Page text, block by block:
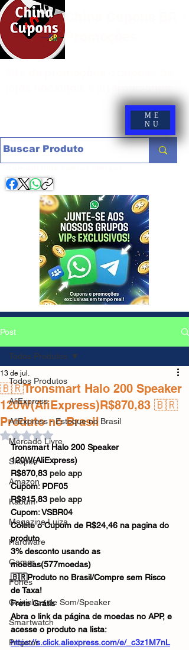
ME
NU
Post
Todos Produtos
AliExpress
AliExpress - Estoque no Brasil
Mercado Livre
Shopee
Amazon
Kabum
Magazine Luiza
Hardware
Gamer
Fones
Caixinhas de Som/Speaker
Smartwatch
Projetor
Todos Produtos
🇧🇷Tronsmart Halo 200 Speaker
120W(AliExpress)R$870,83 🇧🇷
Produto no Brasil
13 de jul.
Avaliado com NaN de 5 estrelas.
Tronsmart Halo 200 Speaker
120W(AliExpress)
R$870,83 pelo app
Cupom: PDF05
R$915,83 pelo app
Cupom: VSBR04
Colete o Cupom de R$24,46 na pagina do
produto
3% desconto usando as
moedas(577moedas)
🇧🇷Produto no Brasil/Compre sem Risco
de Taxa!
Frete Grátis
Abra o link da página de moedas no APP, e
acesse o produto na lista:
https://s.click.aliexpress.com/e/_c3z1M7nL